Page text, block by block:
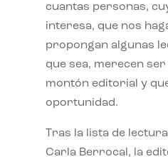
cuantas personas,
interesa, que nos
propongan algunas
que sea, merecen ser
montón editorial y
oportunidad.
Tras la lista de
Carla Berrocal, la